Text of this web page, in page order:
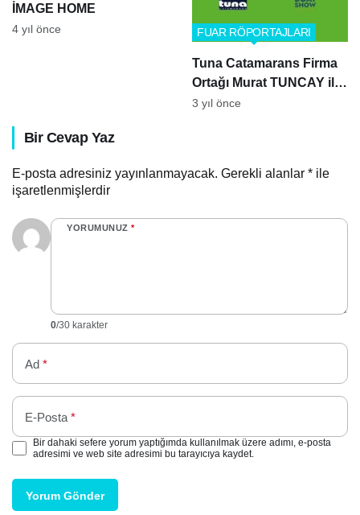
İMAGE HOME
4 yıl önce
Tuna Catamarans Firma
Ortağı Murat TUNCAY ile
Muazzam Röportaj! | 2023
FUAR RÖPORTAJLARI
3 yıl önce
Bir Cevap Yaz
E-posta adresiniz yayınlanmayacak. Gerekli alanlar * ile
işaretlenmişlerdir
YORUMUNUZ *
0/30 karakter
Ad *
E-Posta *
Bir dahaki sefere yorum yaptığımda kullanılmak üzere adımı, e-posta
adresimi ve web site adresimi bu tarayıcıya kaydet.
Yorum Gönder